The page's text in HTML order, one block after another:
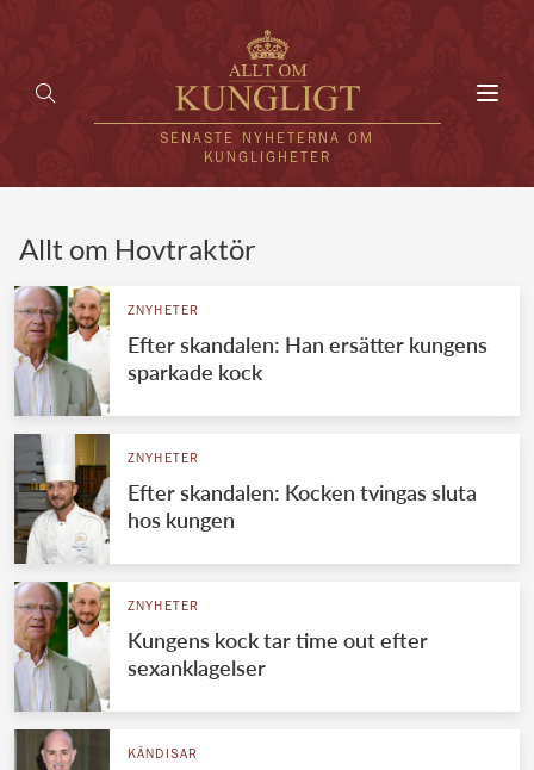
SENASTE NYHETERNA OM
KUNGLIGHETER
UTLÄNDSKT
VÄRLDENS KUNGAHUS
Svenska kungahuset
Brittiska kungahuset
Danska kungahuset
Allt om Hovtraktör
ZNYHETER
Efter skandalen: Han ersätter kungens
sparkade kock
ZNYHETER
Efter skandalen: Kocken tvingas sluta
hos kungen
ZNYHETER
Kungens kock tar time out efter
sexanklagelser
KÄNDISAR